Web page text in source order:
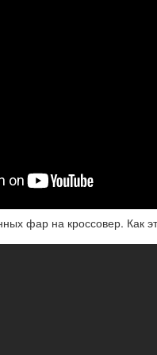
фар на кроссовер. Как